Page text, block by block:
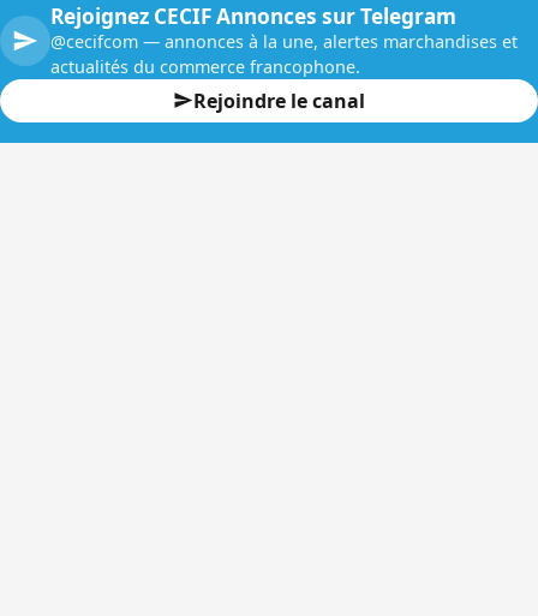
Rejoignez CECIF Annonces sur Telegram
@cecifcom — annonces à la une, alertes marchandises et
actualités du commerce francophone.
Rejoindre le canal